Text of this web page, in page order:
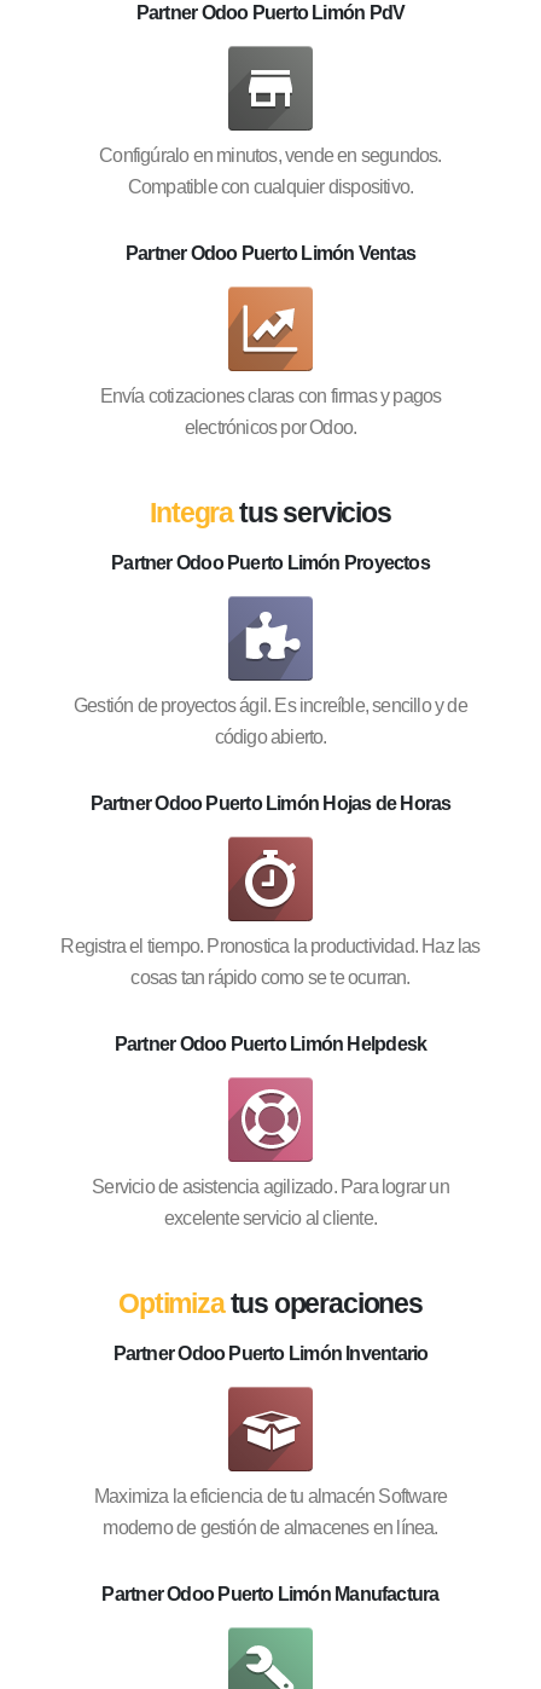
Partner Odoo Puerto Limón PdV
Configúralo en minutos, vende en segundos.
Compatible con cualquier dispositivo.
Partner Odoo Puerto Limón Ventas
Envía cotizaciones claras con firmas y pagos
electrónicos por Odoo.
Integratus servicios
Partner Odoo Puerto Limón Proyectos
Gestión de proyectos ágil. Es increíble, sencillo y de
código abierto.
Partner Odoo Puerto Limón Hojas de Horas
Registra el tiempo. Pronostica la productividad. Haz las
cosas tan rápido como se te ocurran.
Partner Odoo Puerto Limón Helpdesk
Servicio de asistencia agilizado. Para lograr un
excelente servicio al cliente.
Optimizatus operaciones
Partner Odoo Puerto Limón Inventario
Maximiza la eficiencia de tu almacén Software
moderno de gestión de almacenes en línea.
Partner Odoo Puerto Limón Manufactura